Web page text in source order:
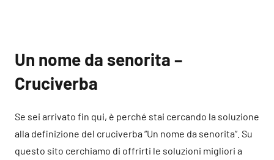
Un nome da senorita –
Cruciverba
Se sei arrivato fin qui, è perché stai cercando la soluzione
alla definizione del cruciverba “Un nome da senorita”. Su
questo sito cerchiamo di offrirti le soluzioni migliori a